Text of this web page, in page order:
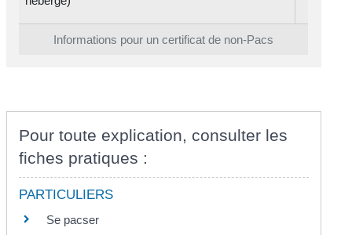
Informations pour un certificat de non-Pacs
Pour toute explication, consulter les
fiches pratiques :
PARTICULIERS
Se pacser